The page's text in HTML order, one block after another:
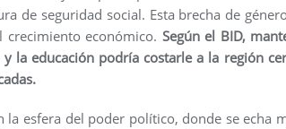
de seguridad social. Esta brecha de
crecimiento económico. Según el BID,
la educación podría costarle a la región
la esfera del poder político, donde se echa